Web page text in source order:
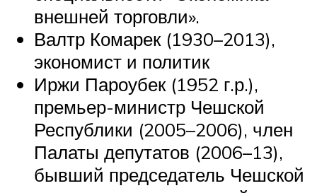
внешней торговли».
Валтр Комарек (1930–2013),
экономист и политик
Иржи Пароубек (1952 г.р.),
премьер-министр Чешской
Республики (2005–2006), член
Палаты депутатов (2006–13),
бывший председатель Чешской